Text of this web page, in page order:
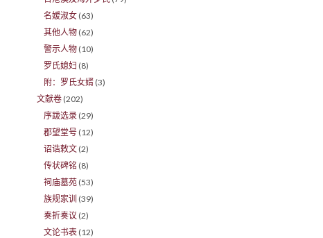
名嫒淑女 (63)
其他人物 (62)
警示人物 (10)
罗氏媳妇 (8)
附：罗氏女婿 (3)
文献卷 (202)
序跋选录 (29)
郡望堂号 (12)
诏诰敕文 (2)
传状碑铭 (8)
祠庙墓苑 (53)
族规家训 (39)
奏折奏议 (2)
文论书表 (12)